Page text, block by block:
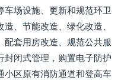
场设施、更新和规范环卫
、节能改造、绿化改造、
配套用房改造、规范公共服
封闭式管理，购置电子防护
小区原有消防通道和登高车